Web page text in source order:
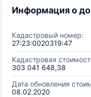
Информация о
Кадастровый номер:
27:23:0020319:47
Кадастровая
303 041 648,38
Дата обновления
08.02.2020